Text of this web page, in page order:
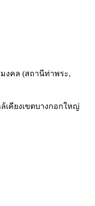
งคล (สถานีท่าพระ,
เคียงเขตบางกอกใหญ่